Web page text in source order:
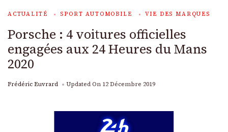
ACTUALITÉ SPORT AUTOMOBILE VIE DES MARQUES
Porsche : 4 voitures officielles
engagées aux 24 Heures du Mans
2020
Frédéric Euvrard Updated On 12 Décembre 2019